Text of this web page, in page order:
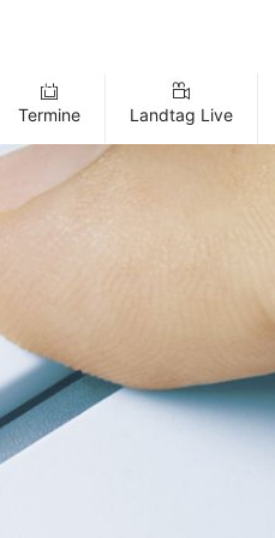
Termine Landtag Live